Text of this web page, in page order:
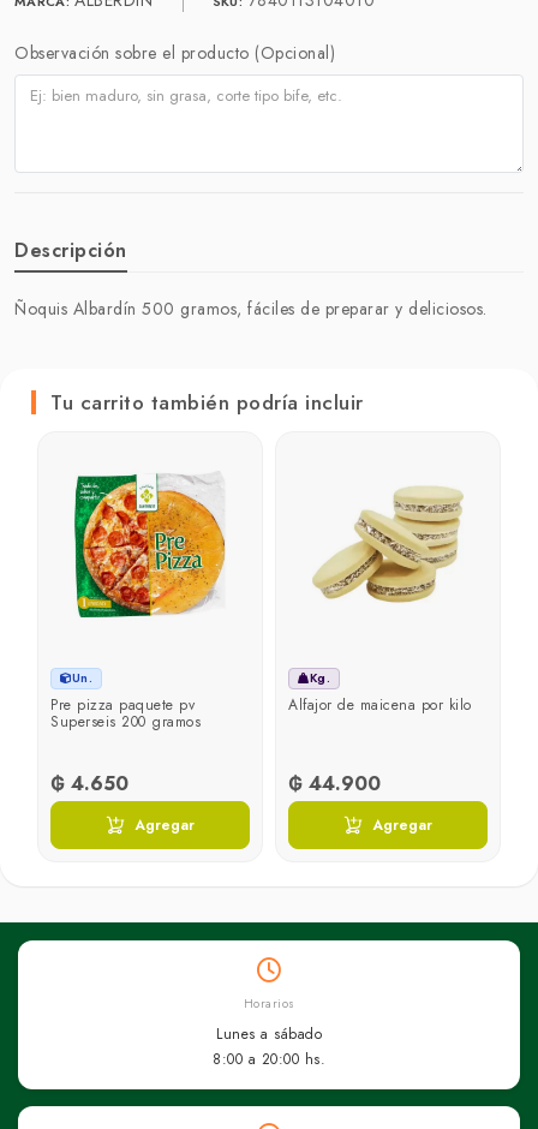
Observación sobre el producto (Opcional)
Descripción
Ñoquis Albardín 500 gramos, fáciles de preparar y deliciosos.
Tu carrito también podría incluir
Un.
Pre pizza paquete pv
Superseis 200 gramos
₲ 4.650
Agregar
Kg.
Alfajor de maicena por kilo
₲ 44.900
Agregar
Horarios
Lunes a sábado
8:00 a 20:00 hs.